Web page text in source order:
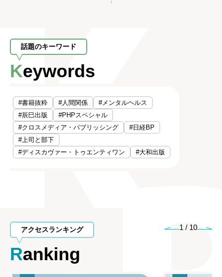
話題のキーワード
Keywords
#書籍抜粋 #人間関係
#メンタルヘルス
#辰巳出版
#PHPスペシャル
#クロスメディア・パブリッシング
#日経BP
#上司と部下
#ディスカヴァー・トゥエンティワン
#大和出版
アクセスランキング
Ranking
1 / 10